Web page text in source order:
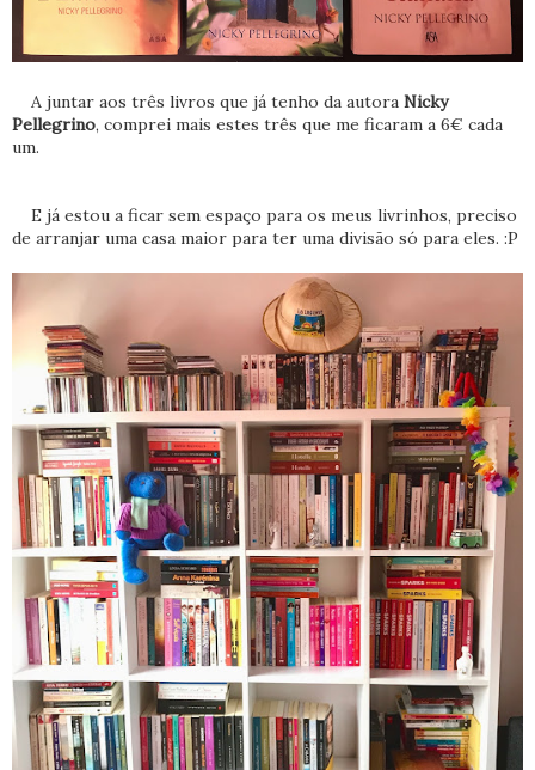
A juntar aos três livros que já tenho da autora Nicky
Pellegrino, comprei mais estes três que me ficaram a 6€ cada
um.
E já estou a ficar sem espaço para os meus livrinhos, preciso
de arranjar uma casa maior para ter uma divisão só para eles. :P